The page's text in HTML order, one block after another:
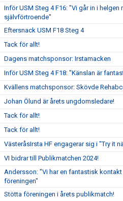
Inför USM Steg 4 F16: "Vi går in i helgen
självförtroende"
Eftersnack USM F18 Steg 4
Tack för allt!
Dagens matchsponsor: Irstamacken
Inför USM Steg 4 F18: "Känslan är
Kvällens matchsponsor: Skövde
Johan Ölund är årets ungdomsledare!
Tack för allt!
Tack för allt!
VästeråsIrsta HF engagerar sig i "Try it
VI bidrar till Publikmatchen 2024!
Andersson: "Vi har en fantastisk
föreningen"
Stötta föreningen i årets publikmatch!